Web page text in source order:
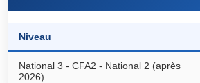
Niveau
National 3 - CFA2 - National 2 (après
2026)